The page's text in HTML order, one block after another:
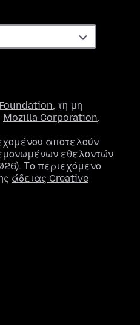
, τη μη
Mozilla Corporation.
αποτελούν
εθελοντών
Το περιεχόμενο
άδειας Creative